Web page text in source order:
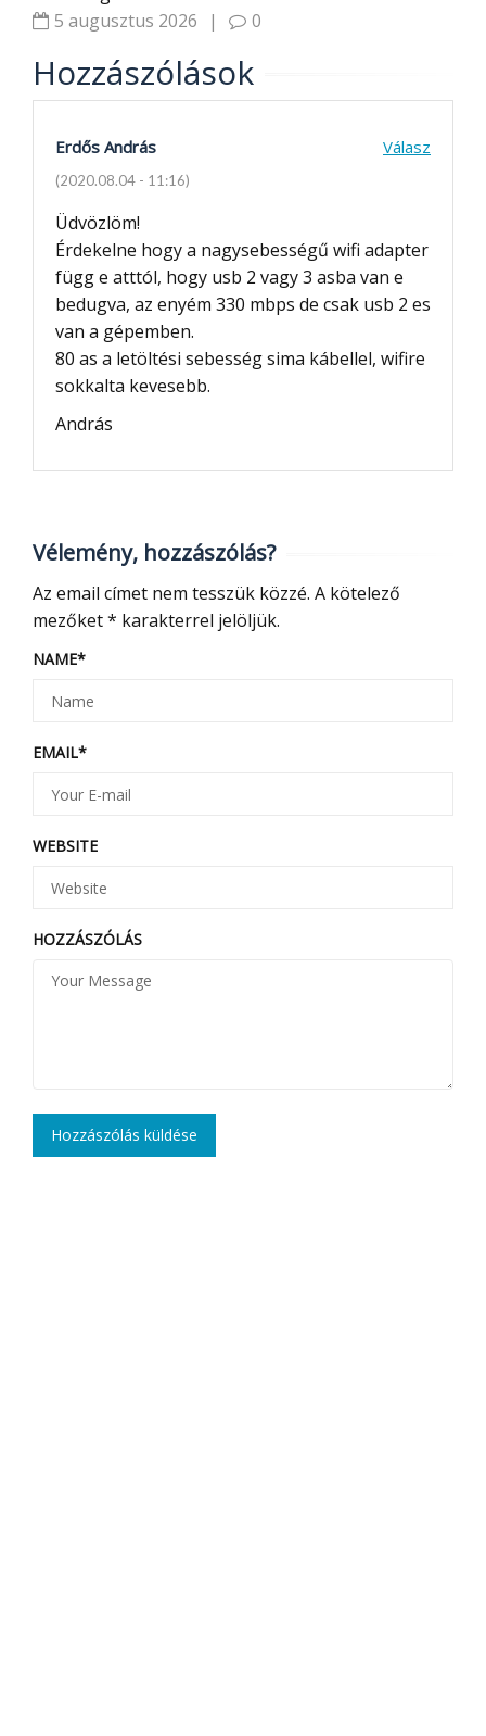
5 augusztus 2026
| 0
Hozzászólások
Erdős András Válasz
(2020.08.04 - 11:16)
Üdvözlöm!
Érdekelne hogy a nagysebességű wifi adapter
függ e atttól, hogy usb 2 vagy 3 asba van e
bedugva, az enyém 330 mbps de csak usb 2 es
van a gépemben.
80 as a letöltési sebesség sima kábellel, wifire
sokkalta kevesebb.
András
Vélemény, hozzászólás?
Az email címet nem tesszük közzé. A kötelező
mezőket* karakterrel jelöljük.
NAME*
EMAIL*
WEBSITE
HOZZÁSZÓLÁS